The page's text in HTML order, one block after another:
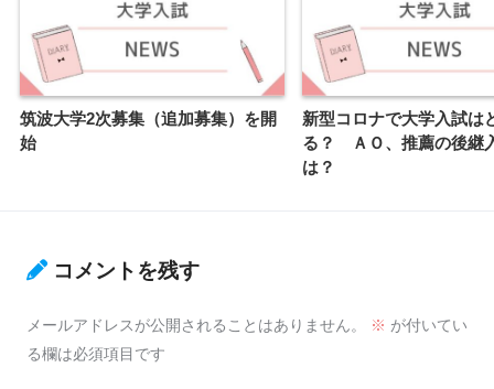
筑波大学2次募集（追加募集）を開
始
新型コロナで大学入試は
る？ ＡＯ、推薦の後継
は？
コメントを残す
メールアドレスが公開されることはありません。 ※ が付いてい
る欄は必須項目です